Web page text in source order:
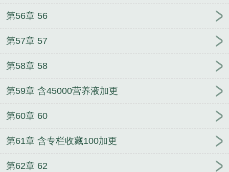
第56章 56
第57章 57
第58章 58
第59章 含45000营养液加更
第60章 60
第61章 含专栏收藏100加更
第62章 62